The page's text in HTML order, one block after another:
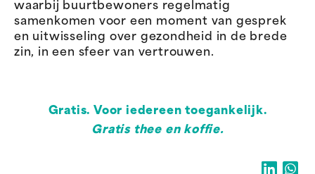
waarbij buurtbewoners regelmatig
samenkomen voor een moment van gesprek
en uitwisseling over gezondheid in de brede
zin, in een sfeer van vertrouwen.
Gratis. Voor iedereen toegankelijk.
Gratis thee en koffie.